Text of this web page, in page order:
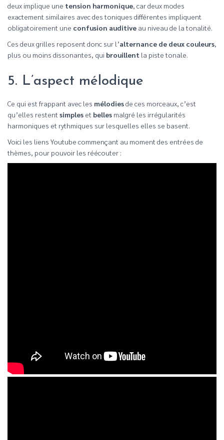
deux implique une tension harmonique, car deux modes
exactement similaires avec des toniques différentes impliquent
obligatoirement une confusion auditive au niveau de la tonalité.
Ces deux grilles reposent donc sur l’alternance de deux couleurs,
plus ou moins dissonantes, qui brouillent la piste tonale.
5. L’aspect mélodique
Ce qui est frappant avec les mélodiesde ces morceaux, c’est
qu’elles restent simples et belles malgré les irrégularités
harmoniques et rythmiques sur lesquelles elles se basent.
Voici les liens Youtube commençant au moment des entrées de
thèmes, pour pouvoir les réécouter :